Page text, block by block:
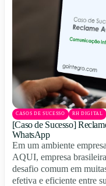
CASOS DE SUCESSO RH DIGITAL
[Caso de Sucesso]
WhatsApp
Em um ambiente
AQUI, empresa
desafio comum em
efetiva e eficiente entre